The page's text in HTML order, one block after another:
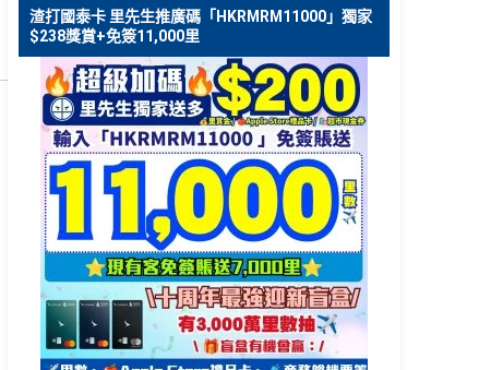
渣打國泰卡 里先生推廣碼「HKRMRM11000」獨家
$238獎賞+免簽11,000里